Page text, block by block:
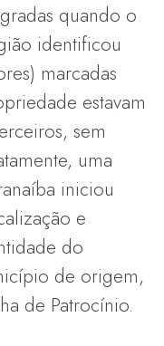
quando o
identificou
marcadas
estavam
sem
uma
iniciou
e
do
de origem,
de Patrocínio.